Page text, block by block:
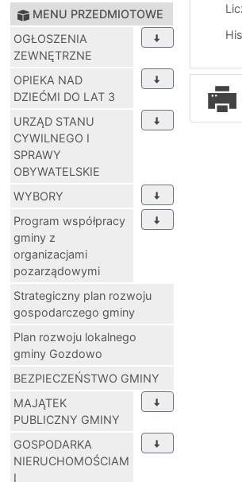
MENU PRZEDMIOTOWE
OGŁOSZENIA
ZEWNĘTRZNE
OPIEKA NAD
DZIEĆMI DO LAT 3
URZĄD STANU
CYWILNEGO I
SPRAWY
OBYWATELSKIE
WYBORY
Program współpracy
gminy z
organizacjami
pozarządowymi
Strategiczny plan rozwoju
gospodarczego gminy
Plan rozwoju lokalnego
gminy Gozdowo
BEZPIECZEŃSTWO GMINY
MAJĄTEK
PUBLICZNY GMINY
GOSPODARKA
NIERUCHOMOŚCIAM
I